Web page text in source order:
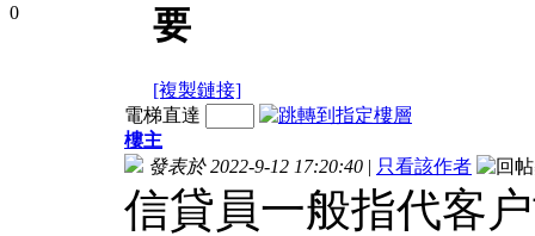
0
要
[複製鏈接]
電梯直達
樓主
發表於 2022-9-12 17:20:40 | 只看該作者
信貸員一般指代客